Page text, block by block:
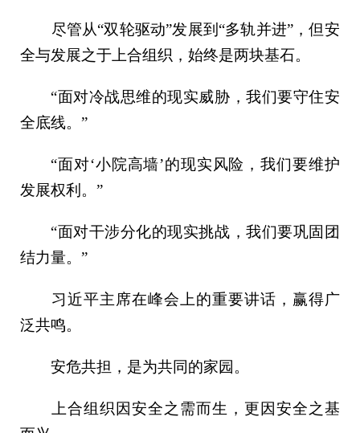
尽管从“双轮驱动”发展到“多轨并进”，但安
全与发展之于上合组织，始终是两块基石。
“面对冷战思维的现实威胁，我们要守住安
全底线。”
“面对‘小院高墙’的现实风险，我们要维护
发展权利。”
“面对干涉分化的现实挑战，我们要巩固团
结力量。”
习近平主席在峰会上的重要讲话，赢得广
泛共鸣。
安危共担，是为共同的家园。
上合组织因安全之需而生，更因安全之基